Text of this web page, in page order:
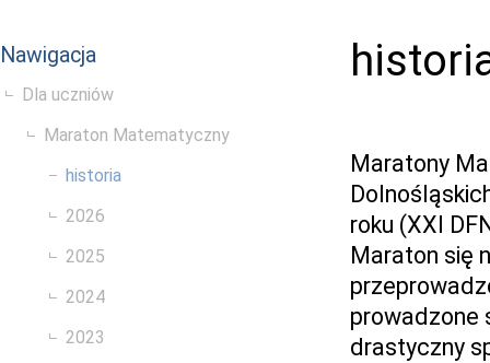
Nawigacja
Dla uczniów
Maraton Matematyczny
historia
2026
2025
2024
2023
Maratony
roku (XXI
Maraton się
prowadzone
drastyczny